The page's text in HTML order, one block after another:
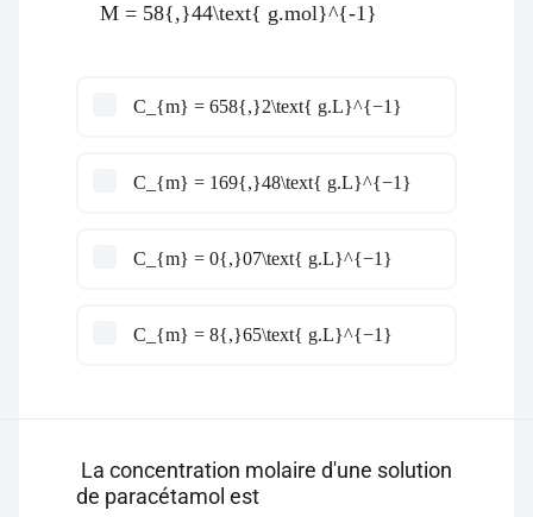
M = 58{,}44\text{ g.mol}^{-1}
C_{m} = 658{,}2\text{ g.L}^{−1}
C_{m} = 169{,}48\text{ g.L}^{−1}
C_{m} = 0{,}07\text{ g.L}^{−1}
C_{m} = 8{,}65\text{ g.L}^{−1}
La concentration molaire d'une solution
de paracétamol est